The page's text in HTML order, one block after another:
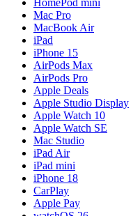
Mac Pro
MacBook Air
iPad
iPhone 15
AirPods Max
AirPods Pro
Apple Deals
Apple Studio Display
Apple Watch 10
Apple Watch SE
Mac Studio
iPad Air
iPad mini
iPhone 18
CarPlay
Apple Pay